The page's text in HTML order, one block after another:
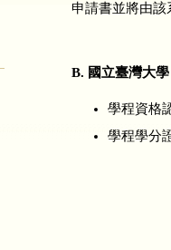
申請書並將由
B. 國立臺灣大
學程資格
學程學分